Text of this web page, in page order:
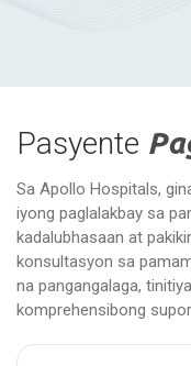
Pasyente
Sa Apollo Hospitals,
iyong paglalakbay sa
kadalubhasaan at
konsultasyon sa
na pangangalaga,
komprehensibong